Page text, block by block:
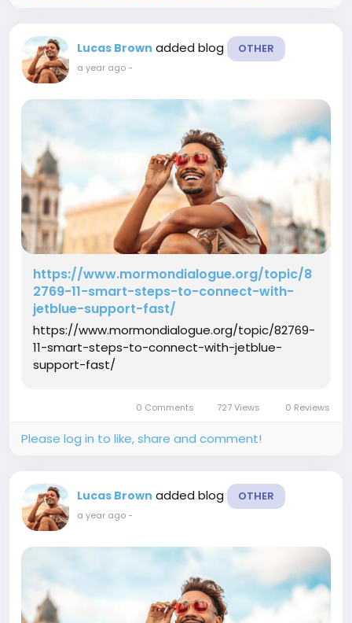
Lucas Brown added blog OTHER
a year ago-
https://www.mormondialogue.org/topic/8
2769-11-smart-steps-to-connect-with-
jetblue-support-fast/
https://www.mormondialogue.org/topic/82769-
11-smart-steps-to-connect-with-jetblue-
support-fast/
0 Comments 727 Views 0 Reviews
Please log in to like, share and comment!
Lucas Brown added blog OTHER
a year ago-